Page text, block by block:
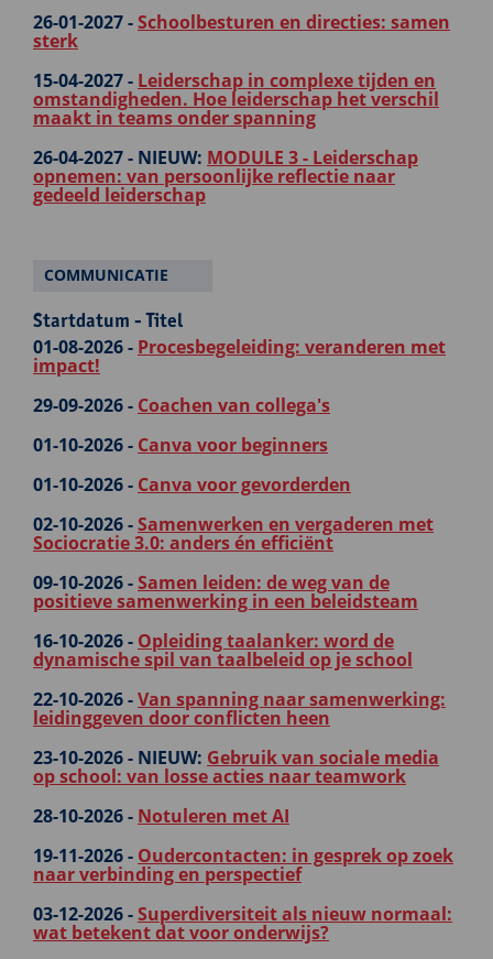
26-01-2027 -Schoolbesturen en directies: samen
sterk
15-04-2027 - Leiderschap in complexe tijden en
omstandigheden. Hoe leiderschap het verschil
maakt in teams onder spanning
26-04-2027 - NIEUW: MODULE 3 - Leiderschap
opnemen: van persoonlijke reflectie naar
gedeeld leiderschap
COMMUNICATIE
Startdatum - Titel
01-08-2026 - Procesbegeleiding: veranderen met
impact!
29-09-2026 - Coachen van collega's
01-10-2026 - Canva voor beginners
01-10-2026 - Canva voor gevorderden
02-10-2026 -Samenwerken en vergaderen met
Sociocratie 3.0: anders én efficiënt
09-10-2026 -Samen leiden: de weg van de
positieve samenwerking in een beleidsteam
16-10-2026 - Opleiding taalanker: word de
dynamische spil van taalbeleid op je school
22-10-2026 -Van spanning naar samenwerking:
leidinggeven door conflicten heen
23-10-2026 - NIEUW: Gebruik van sociale media
op school: van losse acties naar teamwork
28-10-2026 - Notuleren met AI
19-11-2026 - Oudercontacten: in gesprek op zoek
naar verbinding en perspectief
03-12-2026 -Superdiversiteit als nieuw normaal:
wat betekent dat voor onderwijs?